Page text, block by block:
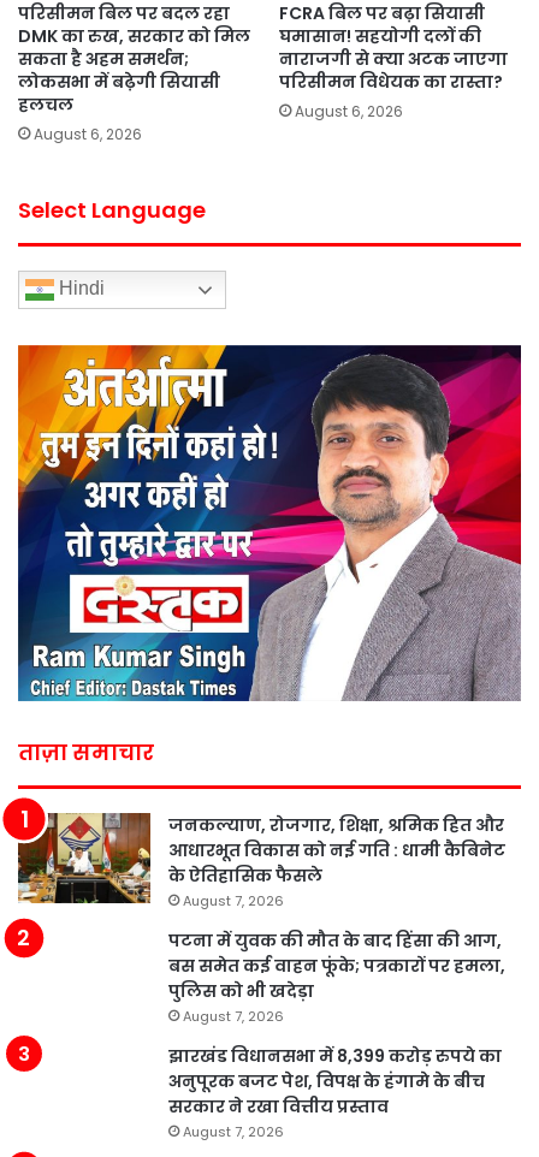
परिसीमन बिल पर बदल रहा
DMK का रुख, सरकार को मिल
सकता है अहम समर्थन;
लोकसभा में बढ़ेगी सियासी
हलचल
August 6, 2026
FCRA बिल पर बढ़ा सियासी
घमासान! सहयोगी दलों की
नाराजगी से क्या अटक जाएगा
परिसीमन विधेयक का रास्ता?
August 6, 2026
Select Language
Hindi
ताज़ा समाचार
जनकल्याण, रोजगार, शिक्षा, श्रमिक हित और
आधारभूत विकास को नई गति : धामी कैबिनेट
के ऐतिहासिक फैसले
August 7, 2026
पटना में युवक की मौत के बाद हिंसा की आग,
बस समेत कई वाहन फूंके; पत्रकारों पर हमला,
पुलिस को भी खदेड़ा
August 7, 2026
झारखंड विधानसभा में 8,399 करोड़ रुपये का
अनुपूरक बजट पेश, विपक्ष के हंगामे के बीच
सरकार ने रखा वित्तीय प्रस्ताव
August 7, 2026